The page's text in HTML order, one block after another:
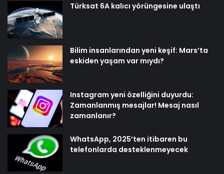
Türksat 6A kalıcı yörüngesine ulaştı
Bilim insanlarından yeni keşif: Mars’ta
eskiden yaşam var mıydı?
Instagram yeni özelliğini duyurdu:
Zamanlanmış mesajlar! Mesaj nasıl
zamanlanır?
WhatsApp, 2025’ten itibaren bu
telefonlarda desteklenmeyecek